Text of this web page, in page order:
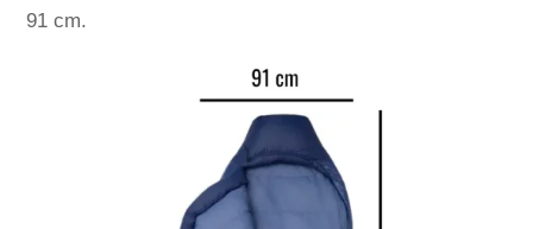
91 cm.